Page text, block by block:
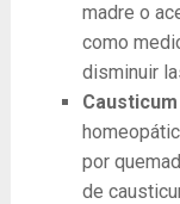
madre o
como
disminuir
por
de